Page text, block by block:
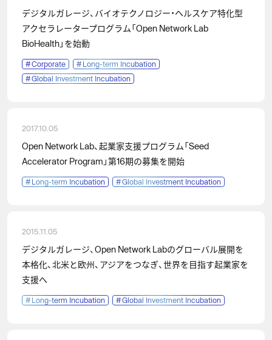
デジタルガレージ、バイオテクノロジー・ヘルスケア特化型
アクセラレータープログラム「Open Network Lab
BioHealth」を始動
#Corporate # Long-term Incubation
#Global Investment Incubation
2017.10.05
Open Network Lab、起業家支援プログラム「Seed
Accelerator Program」第16期の募集を開始
# Long-term Incubation #Global Investment Incubation
2015.11.05
デジタルガレージ、Open Network Labのグローバル展開を
本格化、北米と欧州、アジアをつなぎ、世界を目指す起業家を
支援へ
# Long-term Incubation #Global Investment Incubation